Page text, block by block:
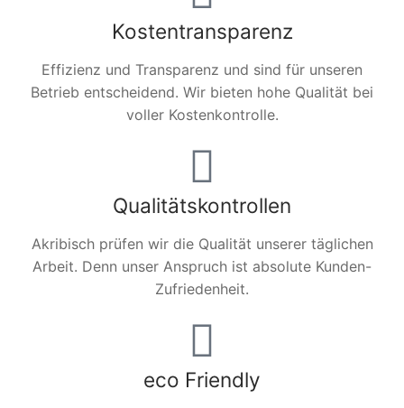
Kostentransparenz
Effizienz und Transparenz und sind für unseren
Betrieb entscheidend. Wir bieten hohe Qualität bei
voller Kostenkontrolle.
Qualitätskontrollen
Akribisch prüfen wir die Qualität unserer täglichen
Arbeit. Denn unser Anspruch ist absolute Kunden-
Zufriedenheit.
eco Friendly